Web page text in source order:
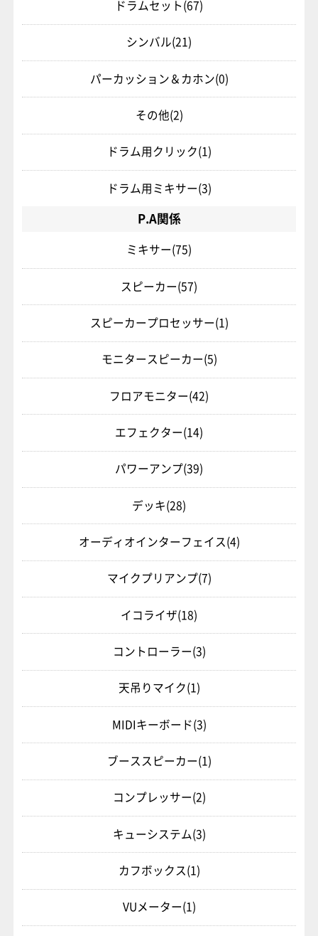
ドラムセット(67)
シンバル(21)
パーカッション＆カホン(0)
その他(2)
ドラム用クリック(1)
ドラム用ミキサー(3)
P.A関係
ミキサー(75)
スピーカー(57)
スピーカープロセッサー(1)
モニタースピーカー(5)
フロアモニター(42)
エフェクター(14)
パワーアンプ(39)
デッキ(28)
オーディオインターフェイス(4)
マイクプリアンプ(7)
イコライザ(18)
コントローラー(3)
天吊りマイク(1)
MIDIキーボード(3)
ブーススピーカー(1)
コンプレッサー(2)
キューシステム(3)
カフボックス(1)
VUメーター(1)